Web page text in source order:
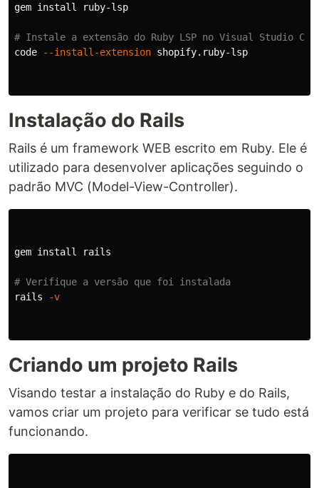
gem install ruby-lsp
# Instale a extensão do Ruby LSP no Visual Studio
code
--install-extension shopify.ruby-lsp
Instalação do Rails
Rails é um framework WEB escrito em Ruby. Ele é
utilizado para desenvolver aplicações seguindo o
padrão MVC (Model-View-Controller).
gem install rails
# Verifique a versão que foi instalada
rails
-v
Criando um projeto Rails
Visando testar a instalação do Ruby e do Rails,
vamos criar um projeto para verificar se tudo está
funcionando.